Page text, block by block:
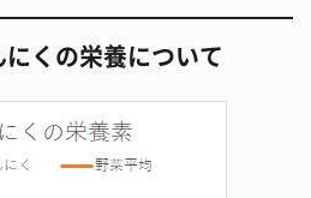
くの栄養について